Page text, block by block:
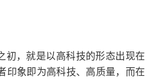
，就是以高科技的形态出现在
印象即为高科技、高质量，而在